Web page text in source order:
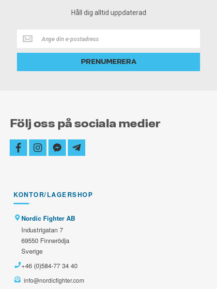
Håll dig alltid uppdaterad
Håll
dig
alltid
PRENUMERERA
Följ oss på sociala medier
facebookinstagram
facebook-
messenger
telegram-
plane
KONTOR/LAGERSHOP
Nordic Fighter AB
Industrigatan 7
69550 Finnerödja
Sverige
+46 (0)584-77 34 40
info@nordicfighter.com